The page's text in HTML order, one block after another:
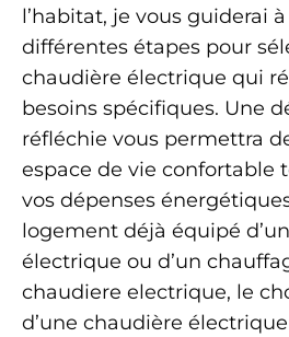
l’habitat, je vous guiderai
différentes étapes pour
chaudière électrique qui
besoins spécifiques. Une
réfléchie vous permettra
espace de vie confortable
vos dépenses
logement déjà équipé
électrique ou d’un
chaudiere electrique, le
d’une chaudière